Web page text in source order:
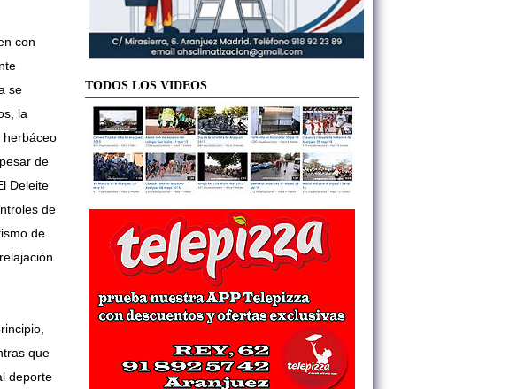
con
se
la
herbáceo
de
Deleite
de
de
que
deporte
TODOS LOS VIDEOS